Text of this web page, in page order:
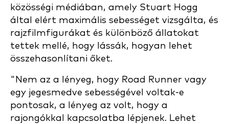
közösségi médiában, amely Stuart Hogg
által elért maximális sebességet vizsgálta, és
rajzfilmfigurákat és különböző állatokat
tettek mellé, hogy lássák, hogyan lehet
összehasonlítani őket.
"Nem az a lényeg, hogy Road Runner vagy
egy jegesmedve sebességével voltak-e
pontosak, a lényeg az volt, hogy a
rajongókkal kapcsolatba lépjenek. Lehet